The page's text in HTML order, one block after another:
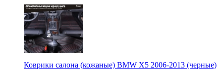
Коврики салона (кожаные) BMW X5 2006-2013 (черные)